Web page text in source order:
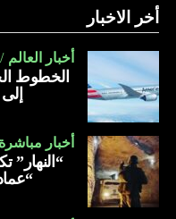
أخر الاخبار
أخبار العالم
الخطوط
أخبار مباشرة
“عماد 4” مأخوذة من